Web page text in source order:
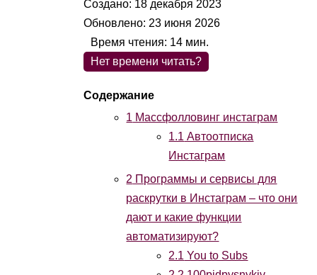
Создано: 18 декабря 2023
Обновлено: 23 июня 2026
Нет времени читать?
1 Массфолловинг инстаграм
1.1 Автоотписка
Инстаграм
2 Программы и сервисы для
раскрутки в Инстаграм – что они
дают и какие функции
автоматизируют?
2.1 You to Subs
Время чтения: 14 мин.